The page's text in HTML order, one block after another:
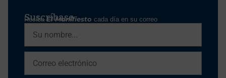
Suscríbase
RecibaEl Manifiesto cada día en su correo